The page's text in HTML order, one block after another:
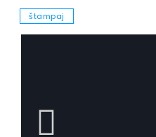
štampaj